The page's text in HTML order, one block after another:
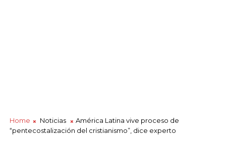
Home Noticias
América Latina vive proceso de
“pentecostalización del cristianismo”, dice experto